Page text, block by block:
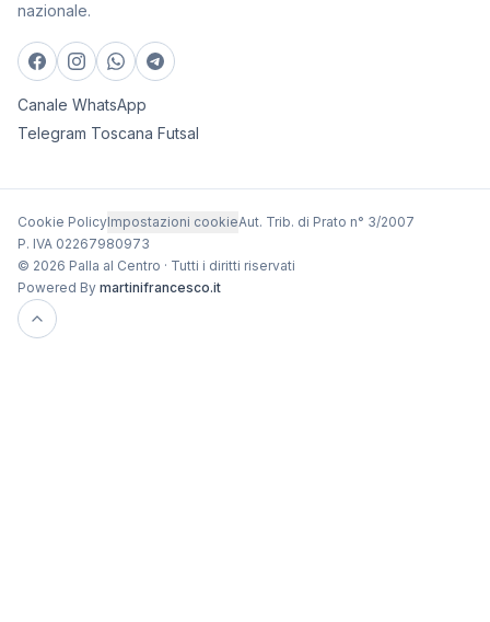
nazionale.
Canale WhatsApp
Telegram Toscana Futsal
Cookie PolicyImpostazioni cookieAut. Trib. di Prato n° 3/2007
P. IVA 02267980973
© 2026 Palla al Centro · Tutti i diritti riservati
Powered By martinifrancesco.it